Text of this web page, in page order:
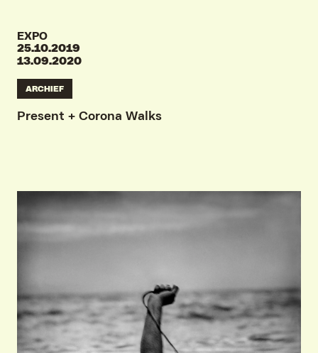
EXPO
25.10.2019
13.09.2020
ARCHIEF
Present + Corona Walks